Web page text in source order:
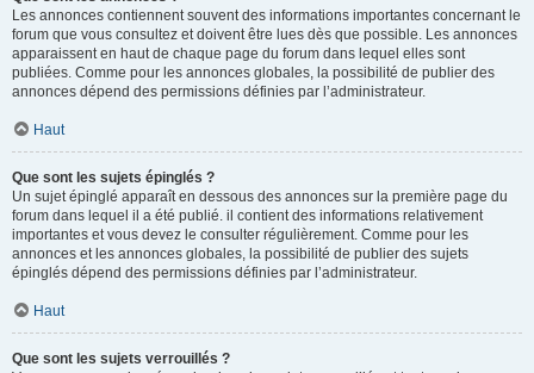
Les annonces contiennent souvent des informations importantes concernant le
forum que vous consultez et doivent être lues dès que possible. Les annonces
apparaissent en haut de chaque page du forum dans lequel elles sont
publiées. Comme pour les annonces globales, la possibilité de publier des
annonces dépend des permissions définies par l’administrateur.
Haut
Que sont les sujets épinglés ?
Un sujet épinglé apparaît en dessous des annonces sur la première page du
forum dans lequel il a été publié. il contient des informations relativement
importantes et vous devez le consulter régulièrement. Comme pour les
annonces et les annonces globales, la possibilité de publier des sujets
épinglés dépend des permissions définies par l’administrateur.
Haut
Que sont les sujets verrouillés ?